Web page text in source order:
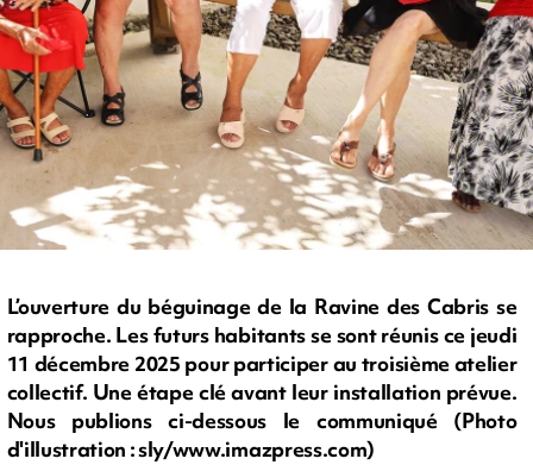
L’ouverture du béguinage de la Ravine des Cabris se
rapproche. Les futurs habitants se sont réunis ce jeudi
11 décembre 2025 pour participer au troisième atelier
collectif. Une étape clé avant leur installation prévue.
Nous publions ci-dessous le communiqué (Photo
d'illustration : sly/www.imazpress.com)